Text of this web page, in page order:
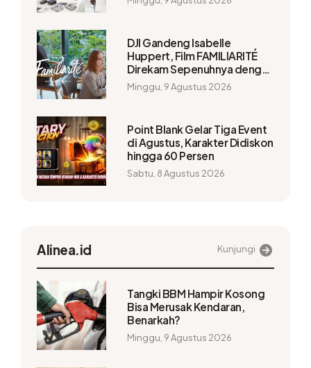
DJI Gandeng Isabelle
Huppert, Film FAMILIARITÉ
Direkam Sepenuhnya dengan
Osmo Pocket 4P
Minggu, 9 Agustus 2026
Point Blank Gelar Tiga Event
di Agustus, Karakter Didiskon
hingga 60 Persen
Sabtu, 8 Agustus 2026
Alinea.id Kunjungi
Tangki BBM Hampir Kosong
Bisa Merusak Kendaran,
Benarkah?
Minggu, 9 Agustus 2026